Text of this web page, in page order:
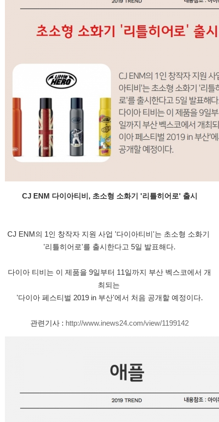
CJ ENM 다이아티비, 초소형 소화기 '리틀히어로' 출시
CJ ENM의 1인 창작자 지원 사업 '다이아티비'는 초소형 소화기
'리틀히어로'를 출시한다고 5일 발표해다.
다이아 티비는 이 제품을 9일부터 11일까지 부산 벡스코에서 개
최되는
'다이아 페스티벌 2019 in 부산'에서 처음 공개할 예정이다.
관련기사 : http://www.inews24.com/view/1199142